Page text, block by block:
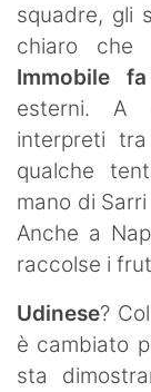
squadre, gli
chiaro che
Immobile
esterni. A
interpreti
qualche
mano di
Anche a
raccolse i
Udinese?
è cambiato
sta